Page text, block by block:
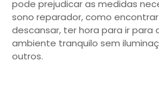
pode prejudicar as medidas
sono reparador, como
descansar, ter hora para ir para
ambiente tranquilo sem
outros.